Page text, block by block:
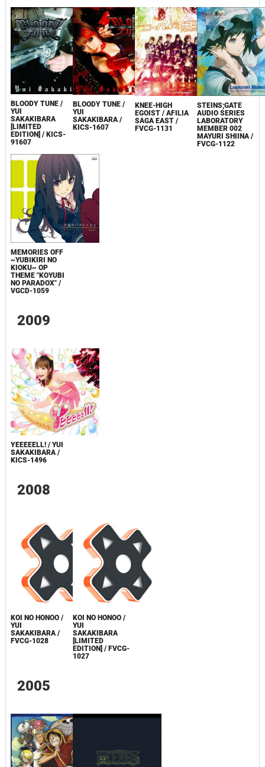
BLOODY TUNE /
YUI
SAKAKIBARA
[LIMITED
EDITION] / KICS-
91607
BLOODY TUNE /
YUI
SAKAKIBARA /
KICS-1607
KNEE-HIGH
EGOIST / AFILIA
SAGA EAST /
FVCG-1131
STEINS;GATE
AUDIO SERIES
LABORATORY
MEMBER 002
MAYURI SHIINA /
FVCG-1122
MEMORIES OFF
~YUBIKIRI NO
KIOKU~ OP
THEME "KOYUBI
NO PARADOX" /
VGCD-1059
2009
YEEEEELL! / YUI
SAKAKIBARA /
KICS-1496
2008
KOI NO HONOO /
YUI
SAKAKIBARA /
FVCG-1028
KOI NO HONOO /
YUI
SAKAKIBARA
[LIMITED
EDITION] / FVCG-
1027
2005